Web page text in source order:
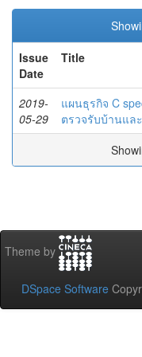
Issue
Date
Title
2019-
05-29
แผนธุรกิจ C
ตรวจรับบ้านแล
Theme by
DSpace Software